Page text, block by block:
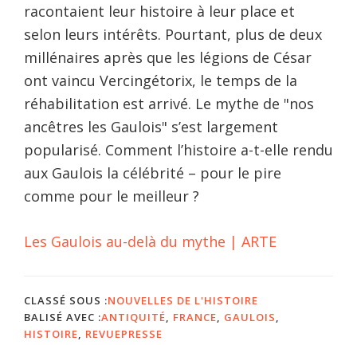
racontaient leur histoire à leur place et
selon leurs intérêts. Pourtant, plus de deux
millénaires après que les légions de César
ont vaincu Vercingétorix, le temps de la
réhabilitation est arrivé. Le mythe de "nos
ancêtres les Gaulois" s’est largement
popularisé. Comment l’histoire a-t-elle rendu
aux Gaulois la célébrité – pour le pire
comme pour le meilleur ?
Les Gaulois au-delà du mythe | ARTE
CLASSÉ SOUS :NOUVELLES DE L'HISTOIRE
BALISÉ AVEC :ANTIQUITÉ FRANCE GAULOIS
HISTOIRE
REVUEPRESSE